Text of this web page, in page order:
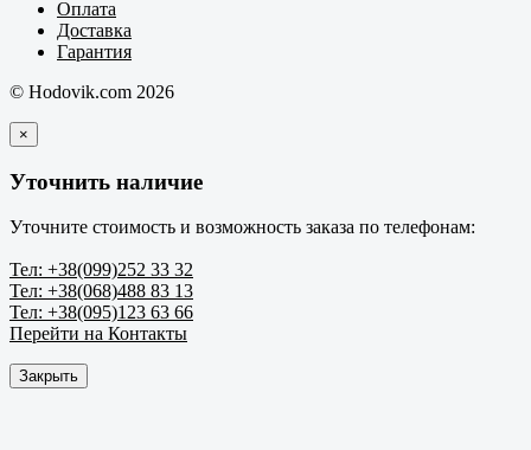
Оплата
Доставка
Гарантия
© Hodovik.com 2026
×
Уточнить наличие
Уточните стоимость и возможность заказа по телефонам:
Тел: +38(099)252 33 32
Тел: +38(068)488 83 13
Тел: +38(095)123 63 66
Перейти на Контакты
Закрыть